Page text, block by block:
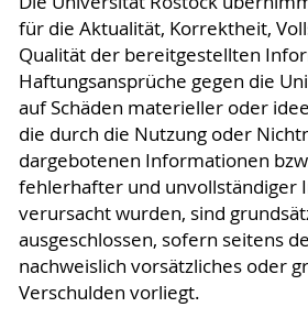
für die Aktualität, Korrektheit,
Qualität der bereitgestellten
Haftungsansprüche gegen die
auf Schäden materieller oder
die durch die Nutzung oder
dargebotenen Informationen
fehlerhafter und unvollständiger
verursacht wurden, sind
ausgeschlossen, sofern seitens
nachweislich vorsätzliches oder
Verschulden vorliegt.